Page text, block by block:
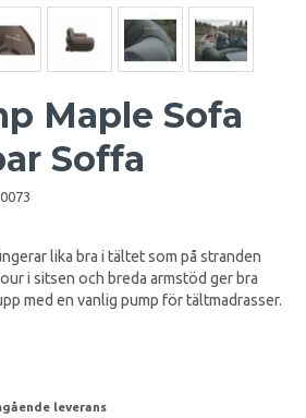
Maple Sofa
Soffa
lika bra i tältet som på stranden
i sitsen och breda armstöd ger bra
med en vanlig pump för tältmadrasser.
leverans